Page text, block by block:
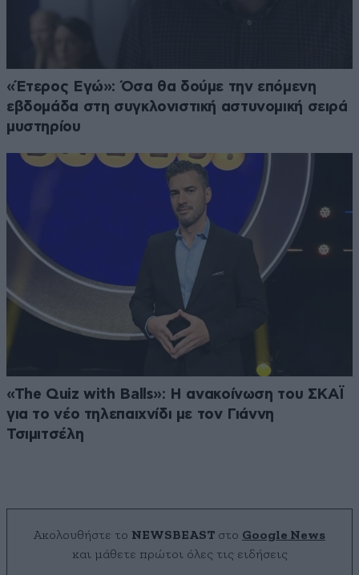
«Έτερος Εγώ»: Όσα θα δούμε την επόμενη
εβδομάδα στη συγκλονιστική αστυνομική σειρά
μυστηρίου
«The Quiz with Balls»: Η ανακοίνωση του ΣΚΑΪ
για το νέο τηλεπαιχνίδι με τον Γιάννη
Τσιμιτσέλη
Ακολουθήστε το NEWSBEAST στο Google News
και μάθετε πρώτοι όλες τις ειδήσεις